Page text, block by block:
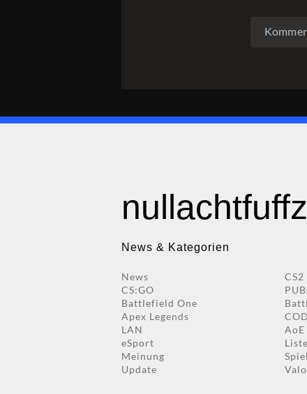
News & Kategorien
News
CS2
CS:GO
Battlefield One
Apex Legends
COD
LAN
AoE
eSport
Meinung
Update